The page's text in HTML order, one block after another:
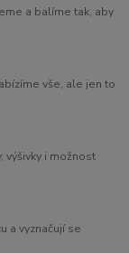
a balíme tak, aby
vše, ale jen to
výšivky i možnost
a vyznačují se